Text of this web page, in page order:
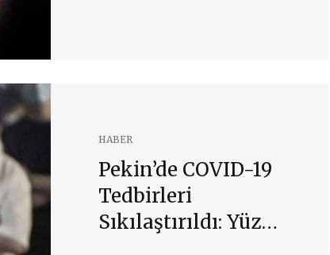
HABER
Pekin’de COVID-19
Tedbirleri
Sıkılaştırıldı: Yüz
Son Durumu
Derneği
Yönelik Açıklama